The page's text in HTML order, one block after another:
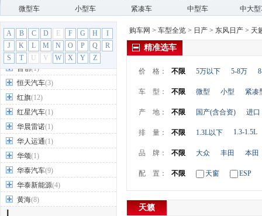
微型车 小型车 紧凑车 中型车 中大
A B C D E F G H
I
J
K L M N O P Q
R
S
T U V W X Y Z
汉龙汽车
悍马(4)
昊铂(2)
合创(1)
恒天汽车(3)
红旗(12)
红星汽车(1)
华晨雷诺(1)
华人运通(1)
华颂(1)
华泰汽车(9)
华泰新能源(4)
黄海(8)
购车网 > 车型全览 > 日产 > 东风日产 > 天
精准选车
价 格： 不限 5万以下 5-8万
车 型： 不限 微型 小型 紧凑
产 地： 不限 国产(含合资) 进口
排 量： 不限 1.3L以下 1.3-1.5L
品 牌： 不限 大众 丰田 本田
配 置： 不限 天窗 ESP
天籁